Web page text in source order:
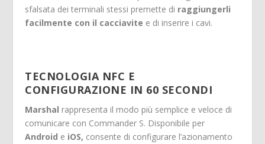
sfalsata dei terminali stessi premette di raggiungerli
facilmente con il cacciavite e di inserire i cavi.
TECNOLOGIA NFC E
CONFIGURAZIONE IN 60 SECONDI
Marshal rappresenta il modo più semplice e veloce di
comunicare con Commander S. Disponibile per
Android e iOS, consente di configurare l’azionamento